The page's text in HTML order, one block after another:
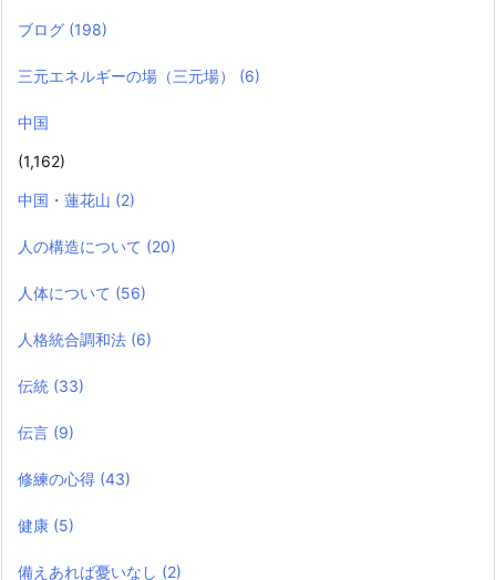
ブログ (198)
三元エネルギーの場（三元場） (6)
中国
(1,162)
中国・蓮花山 (2)
人の構造について (20)
人体について (56)
人格統合調和法 (6)
伝統 (33)
伝言 (9)
修練の心得 (43)
健康 (5)
備えあれば憂いなし (2)